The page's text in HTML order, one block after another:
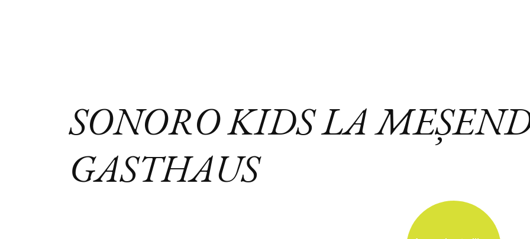
SONORO KIDS LA
GASTHAUS